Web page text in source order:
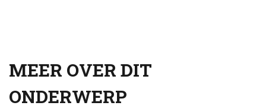
MEER OVER DIT
ONDERWERP